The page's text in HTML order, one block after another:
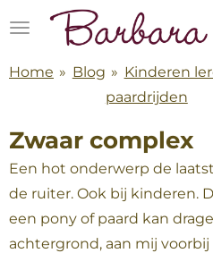
Ga
naar
Home » Blog » Kinderen
paardrijden
Zwaar complex
Een hot onderwerp de
de ruiter. Ook bij kinderen.
een pony of paard kan
achtergrond, aan mij voorbij